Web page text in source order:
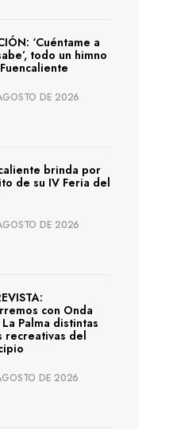
‘Cuéntame a
todo un himno
DE 2026
brinda por
de su IV Feria del
DE 2026
con Onda
Palma distintas
recreativas del
DE 2026